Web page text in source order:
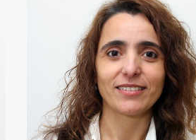
Cidália Celestino
Administrativa